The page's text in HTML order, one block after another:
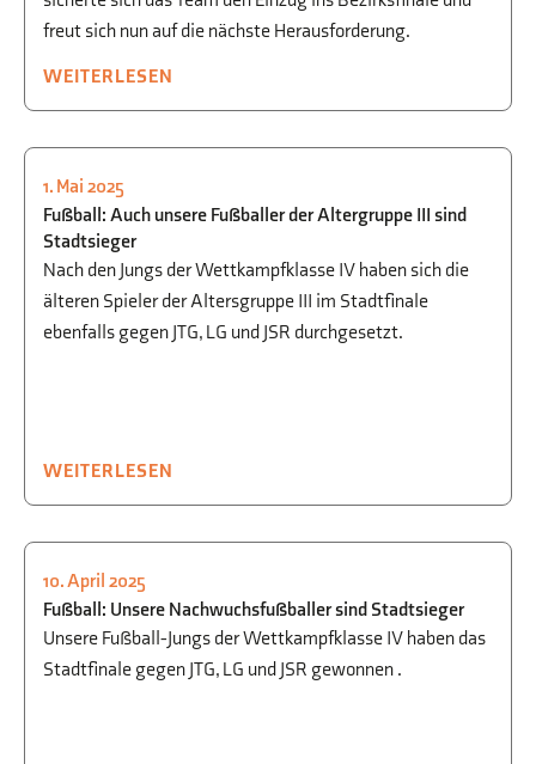
freut sich nun auf die nächste Herausforderung.
WEITERLESEN
SPORT
1. Mai 2025
Fußball: Auch unsere Fußballer der Altergruppe III sind
Stadtsieger
Nach den Jungs der Wettkampfklasse IV haben sich die
älteren Spieler der Altersgruppe III im Stadtfinale
ebenfalls gegen JTG, LG und JSR durchgesetzt.
WEITERLESEN
SPORT
10. April 2025
Fußball: Unsere Nachwuchsfußballer sind Stadtsieger
Unsere Fußball-Jungs der Wettkampfklasse IV haben das
Stadtfinale gegen JTG, LG und JSR gewonnen .